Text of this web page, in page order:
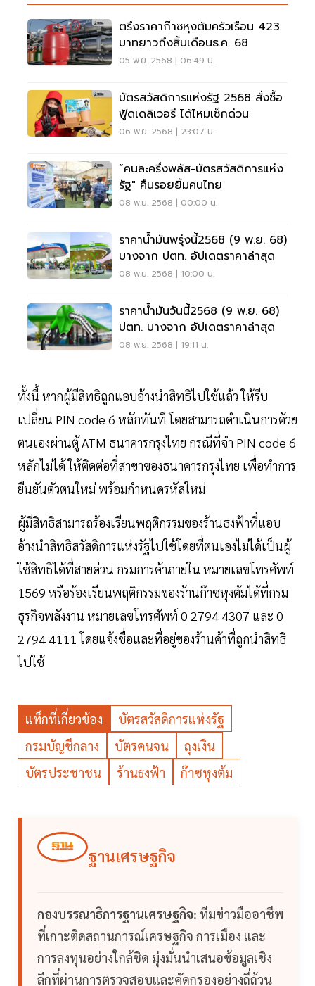
ตรึงราคาก๊าซหุงต้มครัวเรือน 423
บาทยาวถึงสิ้นเดือนธ.ค. 68
05 พ.ย. 2568 | 06:49 น.
บัตรสวัสดิการแห่งรัฐ 2568 สั่งซื้อ
ฟู้ดเดลิเวอรี ได้ไหมเช็กด่วน
06 พ.ย. 2568 | 23:07 น.
“คนละครึ่งพลัส-บัตรสวัสดิการแห่ง
รัฐ" คืนรอยยิ้มคนไทย
08 พ.ย. 2568 | 00:00 น.
ราคาน้ำมันพรุ่งนี้2568 (9 พ.ย. 68)
บางจาก ปตท. อัปเดตราคาล่าสุด
08 พ.ย. 2568 | 10:00 น.
ราคาน้ำมันวันนี้2568 (9 พ.ย. 68)
ปตท. บางจาก อัปเดตราคาล่าสุด
08 พ.ย. 2568 | 19:11 น.
ทั้งนี้ หากผู้มีสิทธิถูกแอบอ้างนำสิทธิไปใช้แล้ว ให้รีบ
เปลี่ยน PIN code 6 หลักทันที โดยสามารถดำเนินการด้วย
ตนเองผ่านตู้ ATM ธนาคารกรุงไทย กรณีที่จำ PIN code 6
หลักไม่ได้ ให้ติดต่อที่สาขาของธนาคารกรุงไทย เพื่อทำการ
ยืนยันตัวตนใหม่ พร้อมกำหนดรหัสใหม่
ผู้มีสิทธิสามารถร้องเรียนพฤติกรรมของร้านธงฟ้าที่แอบ
อ้างนำสิทธิสวัสดิการแห่งรัฐไปใช้โดยที่ตนเองไม่ได้เป็นผู้
ใช้สิทธิได้ที่สายด่วน กรมการค้าภายใน หมายเลขโทรศัพท์
1569 หรือร้องเรียนพฤติกรรมของร้านก๊าซหุงต้มได้ที่กรม
ธุรกิจพลังงาน หมายเลขโทรศัพท์ 0 2794 4307 และ 0
2794 4111 โดยแจ้งชื่อและที่อยู่ของร้านค้าที่ถูกนำสิทธิ
ไปใช้
แท็กที่เกี่ยวข้อง
บัตรสวัสดิการแห่งรัฐ
กรมบัญชีกลาง
บัตรคนจน
ถุงเงิน
บัตรประชาชน
ร้านธงฟ้า ก๊าซหุงต้ม
ฐานเศรษฐกิจ
กองบรรณาธิการฐานเศรษฐกิจ: ทีมข่าวมืออาชีพ
ที่เกาะติดสถานการณ์เศรษฐกิจ การเมือง และ
การลงทุนอย่างใกล้ชิด มุ่งมั่นนำเสนอข้อมูลเชิง
ลึกที่ผ่านการตรวจสอบและคัดกรองอย่างถี่ถ้วน